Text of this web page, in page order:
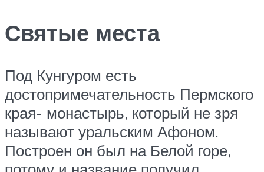
Святые места
Под Кунгуром есть
достопримечательность Пермского
края- монастырь, который не зря
называют уральским Афоном.
Построен он был на Белой горе,